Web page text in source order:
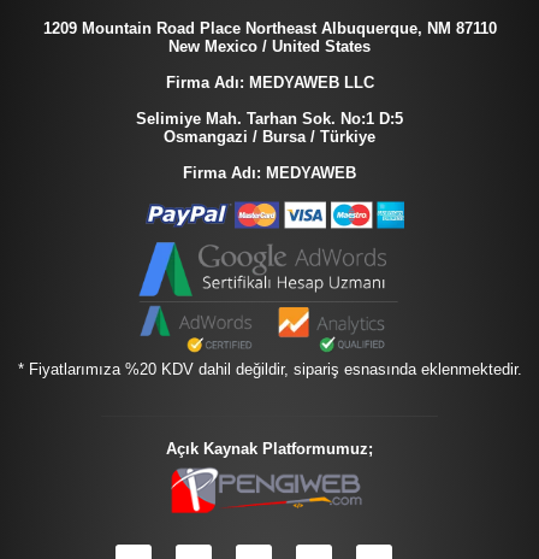
1209 Mountain Road Place Northeast Albuquerque, NM 87110
New Mexico / United States
Firma Adı: MEDYAWEB LLC
Selimiye Mah. Tarhan Sok. No:1 D:5
Osmangazi / Bursa / Türkiye
Firma Adı: MEDYAWEB
* Fiyatlarımıza %20 KDV dahil değildir, sipariş esnasında eklenmektedir.
Açık Kaynak Platformumuz;